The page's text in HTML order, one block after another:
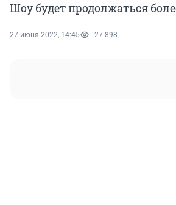
Шоу будет продолжаться
27 июня 2022, 14:45 27 898